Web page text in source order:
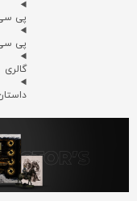
پی
پی
گالری